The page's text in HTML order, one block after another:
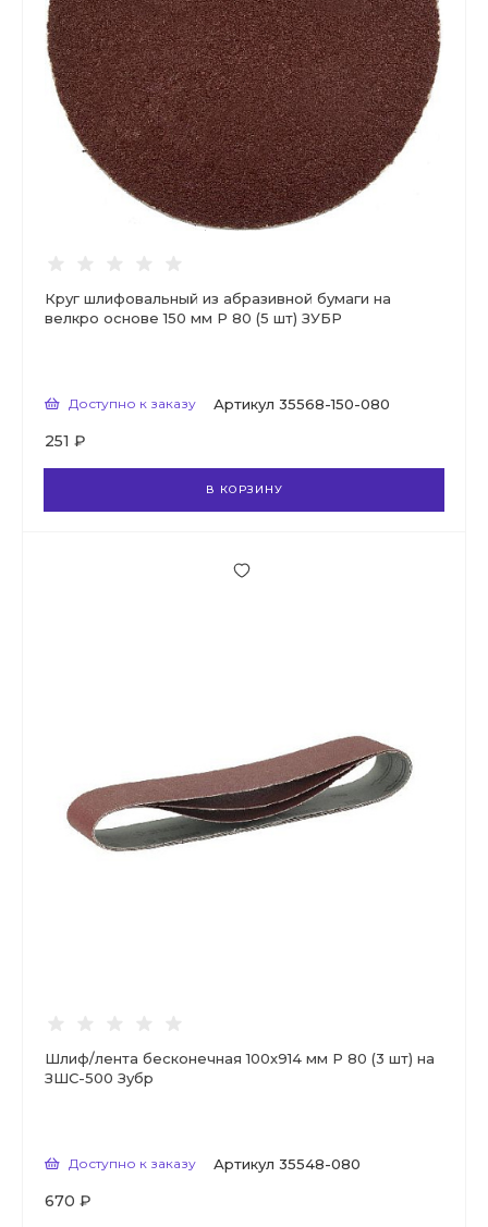
Круг шлифовальный из абразивной бумаги на
велкро основе 150 мм Р 80 (5 шт) ЗУБР
Доступно к заказу Артикул 35568-150-080
251 ₽
В КОРЗИНУ
Шлиф/лента бесконечная 100х914 мм Р 80 (3 шт) на
ЗШС-500 Зубр
Доступно к заказу Артикул 35548-080
670 ₽